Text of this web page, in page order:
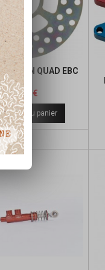
FREIN QUAD EBC
Prix
63,40 €
base
Ajouter au panier